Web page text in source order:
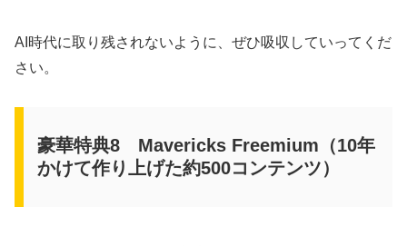
AI時代に取り残されないように、ぜひ吸収していってくだ
さい。
豪華特典8 Mavericks Freemium（10年
かけて作り上げた約500コンテンツ）